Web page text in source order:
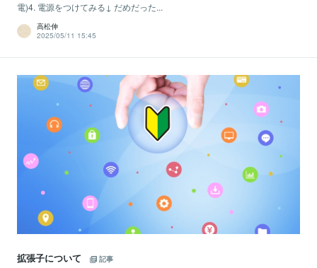
電)4. 電源をつけてみる↓ だめだった...
高松伸
2025/05/11 15:45
拡張子について
記事